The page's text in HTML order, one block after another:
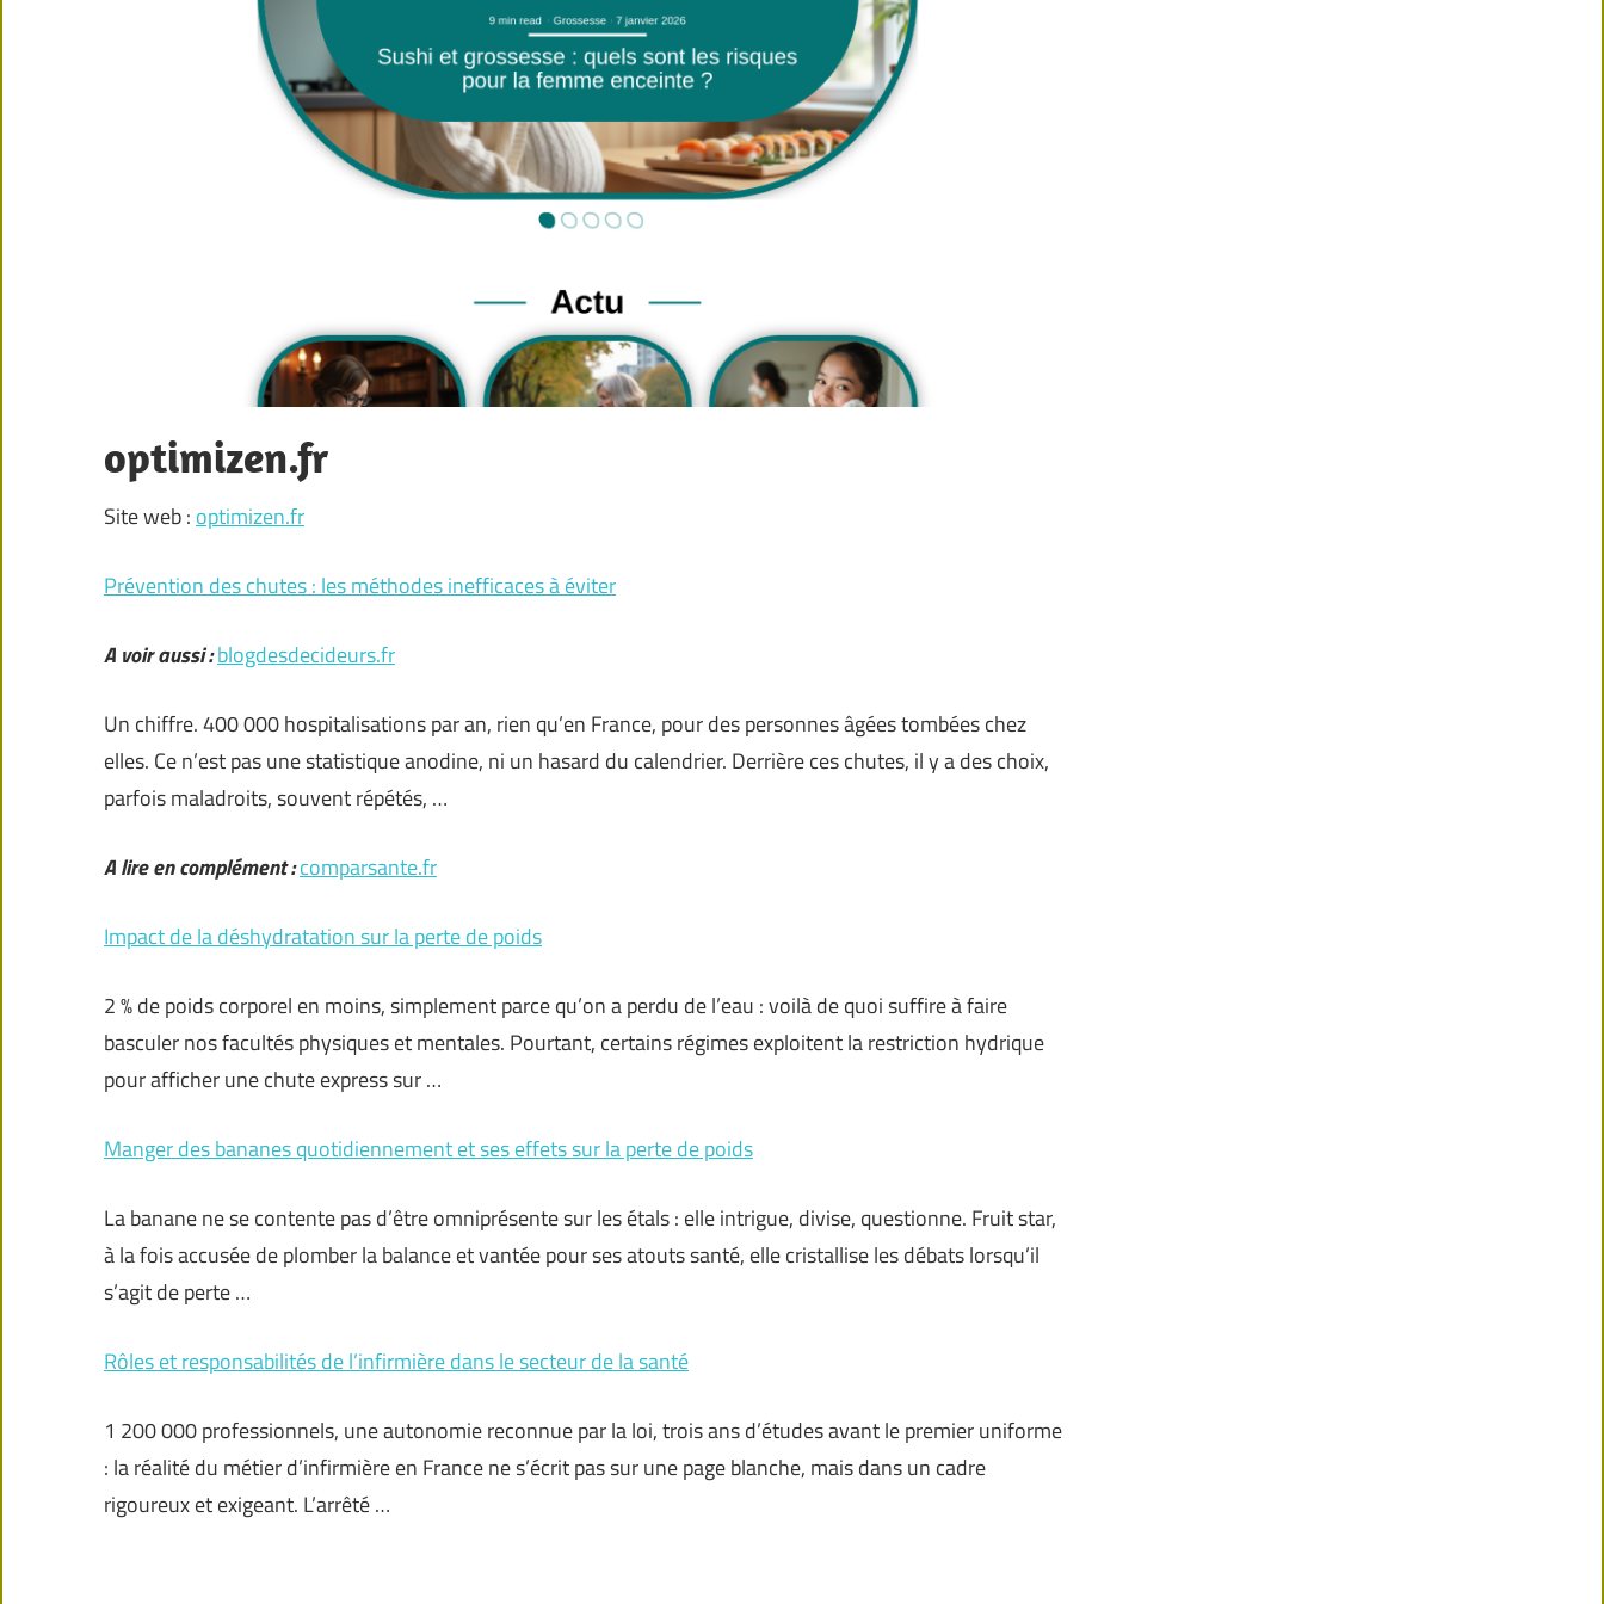
optimizen.fr
Site web : optimizen.fr
Prévention des chutes : les méthodes inefficaces à éviter
A voir aussi :blogdesdecideurs.fr
Un chiffre. 400 000 hospitalisations par an, rien qu’en France, pour des personnes âgées tombées chez
elles. Ce n’est pas une statistique anodine, ni un hasard du calendrier. Derrière ces chutes, il y a des choix,
parfois maladroits, souvent répétés, …
A lire en complément :comparsante.fr
Impact de la déshydratation sur la perte de poids
2 % de poids corporel en moins, simplement parce qu’on a perdu de l’eau : voilà de quoi suffire à faire
basculer nos facultés physiques et mentales. Pourtant, certains régimes exploitent la restriction hydrique
pour afficher une chute express sur …
Manger des bananes quotidiennement et ses effets sur la perte de poids
La banane ne se contente pas d’être omniprésente sur les étals : elle intrigue, divise, questionne. Fruit star,
à la fois accusée de plomber la balance et vantée pour ses atouts santé, elle cristallise les débats lorsqu’il
s’agit de perte …
Rôles et responsabilités de l’infirmière dans le secteur de la santé
1 200 000 professionnels, une autonomie reconnue par la loi, trois ans d’études avant le premier uniforme
: la réalité du métier d’infirmière en France ne s’écrit pas sur une page blanche, mais dans un cadre
rigoureux et exigeant. L’arrêté …